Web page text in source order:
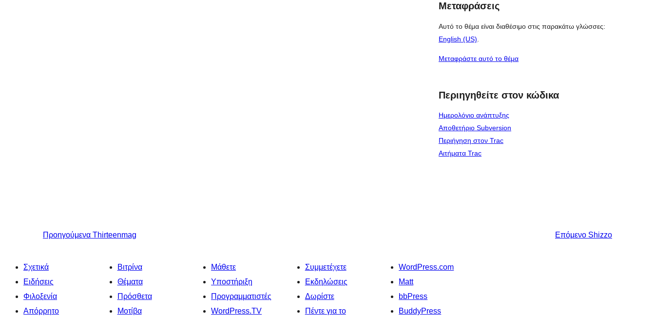
Μεταφράσεις
Αυτό το θέμα είναι διαθέσιμο στις παρακάτω γλώσσες:
English (US)
Μεταφράστε αυτό το θέμα
Περιηγηθείτε στον κώδικα
Ημερολόγιο ανάπτυξης
Αποθετήριο Subversion
Περιήγηση στον Trac
Αιτήματα Trac
Προηγούμενα Thirteenmag Επόμενο Shizzo
Σχετικά
Ειδήσεις
Φιλοξενία
Απόρρητο
Βιτρίνα
Θέματα
Πρόσθετα
Μοτίβα
Μάθετε
Υποστήριξη
Προγραμματιστές
WordPress.TV
Συμμετέχετε
Εκδηλώσεις
Δωρίστε
Πέντε για το
WordPress.com
Matt
bbPress
BuddyPress